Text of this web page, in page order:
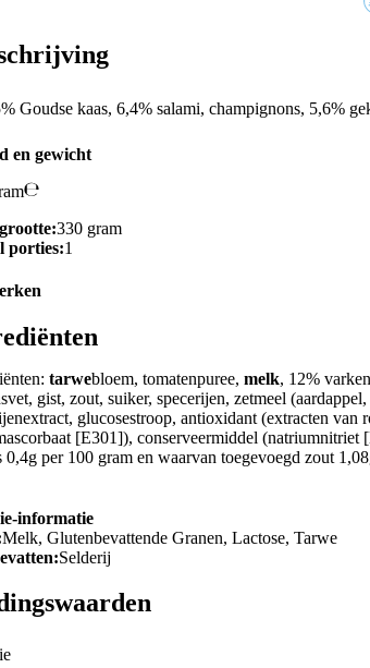
Goudse kaas, 6,4% salami, champignons, 5,6%
en gewicht
330 gram
porties:1
tarwebloem, tomatenpuree, melk, 12%
gist, zout, suiker, specerijen, zetmeel (aardappel,
glucosestroop, antioxidant (extracten
[E301]), conserveermiddel (natriumnitriet
0,4g per 100 gram en waarvan toegevoegd zout
informatie
Melk, Glutenbevattende Granen, Lactose, Tarwe
Selderij